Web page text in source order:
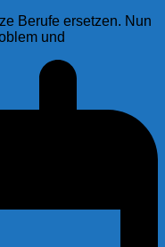
Berufe ersetzen. Nun
und